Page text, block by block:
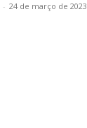
- 24 de março de 2023